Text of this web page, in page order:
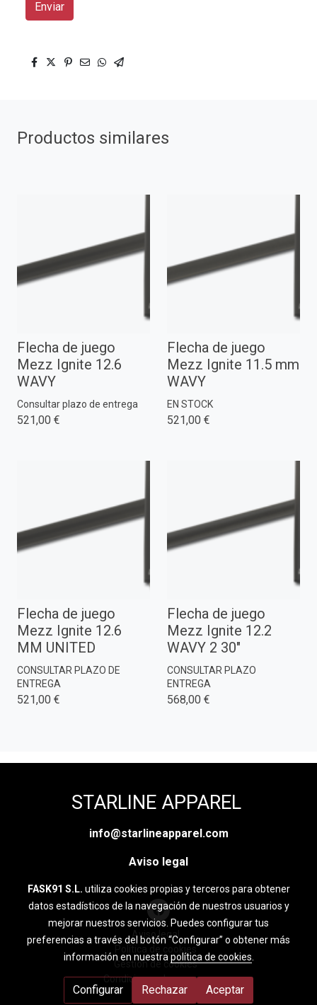
Enviar
Productos similares
Flecha de juego
Mezz Ignite 12.6
WAVY
Consultar plazo de entrega
521,00 €
Flecha de juego
Mezz Ignite 11.5 mm
WAVY
EN STOCK
521,00 €
Flecha de juego
Mezz Ignite 12.6
MM UNITED
CONSULTAR PLAZO DE
ENTREGA
521,00 €
Flecha de juego
Mezz Ignite 12.2
WAVY 2 30"
CONSULTAR PLAZO
ENTREGA
568,00 €
STARLINE APPAREL
info@starlineapparel.com
Aviso legal
Aviso legal
Política de cookies
Gestión de cookies
Condiciones de compra
FASK91 S.L. utiliza cookies propias y terceros para obtener
datos estadísticos de la navegación de nuestros usuarios y
mejorar nuestros servicios. Puedes configurar tus
preferencias a través del botón “Configurar” o obtener más
información en nuestra política de cookies
Configurar Rechazar Aceptar